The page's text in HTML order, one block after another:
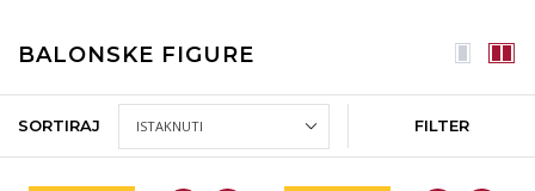
BALONSKE FIGURE
SORTIRAJ FILTER